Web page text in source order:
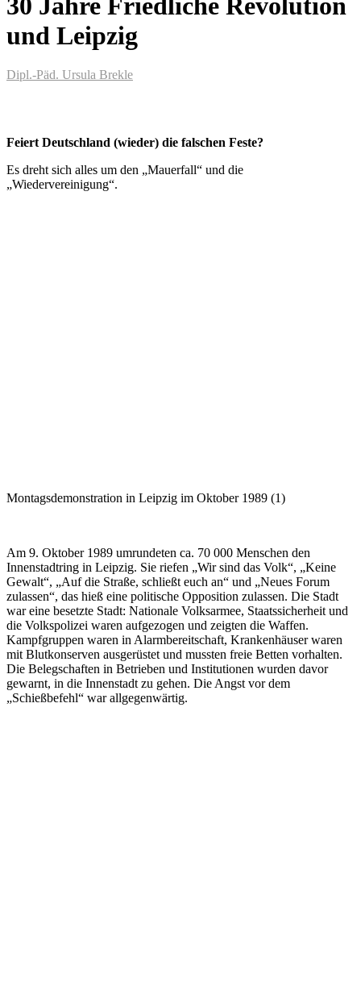
und Leipzig
Dipl.-Päd. Ursula Brekle
Feiert Deutschland (wieder) die falschen Feste?
Es dreht sich alles um den „Mauerfall“ und die
„Wiedervereinigung“.
Montagsdemonstration in Leipzig im Oktober 1989 (1)
Am 9. Oktober 1989 umrundeten ca. 70 000 Menschen den
Innenstadtring in Leipzig. Sie riefen „Wir sind das Volk“, „Keine
Gewalt“, „Auf die Straße, schließt euch an“ und „Neues Forum
zulassen“, das hieß eine politische Opposition zulassen. Die Stadt
war eine besetzte Stadt: Nationale Volksarmee, Staatssicherheit und
die Volkspolizei waren aufgezogen und zeigten die Waffen.
Kampfgruppen waren in Alarmbereitschaft, Krankenhäuser waren
mit Blutkonserven ausgerüstet und mussten freie Betten vorhalten.
Die Belegschaften in Betrieben und Institutionen wurden davor
gewarnt, in die Innenstadt zu gehen. Die Angst vor dem
„Schießbefehl“ war allgegenwärtig.